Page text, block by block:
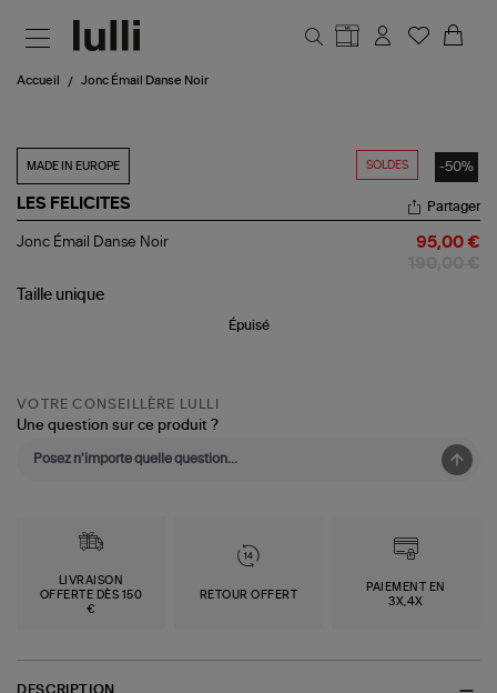
Accueil Jonc Émail Danse Noir
SOLDES -50%
MADE IN EUROPE
LES FELICITES
Jonc
Noir
Partager
Jonc Émail Danse Noir 95,00 €
Taille unique
Épuisé
VOTRE CONSEILLÈRE LULLI
Une question sur ce produit ?
LIVRAISON
OFFERTE DÈS 150
€
RETOUR OFFERT
PAIEMENT EN
3X,4X
DESCRIPTION